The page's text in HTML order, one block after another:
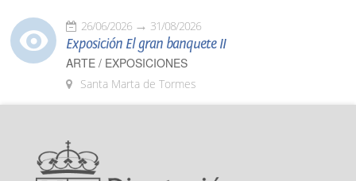
26/06/2026 31/08/2026
Exposición El gran banquete II
ARTE / EXPOSICIONES
Santa Marta de Tormes